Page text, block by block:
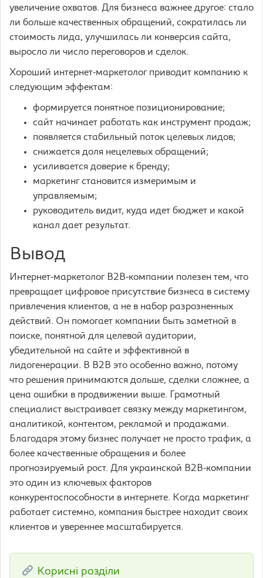
увеличение охватов. Для бизнеса важнее другое: стало
ли больше качественных обращений, сократилась ли
стоимость лида, улучшилась ли конверсия сайта,
выросло ли число переговоров и сделок.
Хороший интернет-маркетолог приводит компанию к
следующим эффектам:
формируется понятное позиционирование;
сайт начинает работать как инструмент продаж;
появляется стабильный поток целевых лидов;
снижается доля нецелевых обращений;
усиливается доверие к бренду;
маркетинг становится измеримым и
управляемым;
руководитель видит, куда идет бюджет и какой
канал дает результат.
Вывод
Интернет-маркетолог B2B-компании полезен тем, что
превращает цифровое присутствие бизнеса в систему
привлечения клиентов, а не в набор разрозненных
действий. Он помогает компании быть заметной в
поиске, понятной для целевой аудитории,
убедительной на сайте и эффективной в
лидогенерации. В B2B это особенно важно, потому
что решения принимаются дольше, сделки сложнее, а
цена ошибки в продвижении выше. Грамотный
специалист выстраивает связку между маркетингом,
аналитикой, контентом, рекламой и продажами.
Благодаря этому бизнес получает не просто трафик, а
более качественные обращения и более
прогнозируемый рост. Для украинской B2B-компании
это один из ключевых факторов
конкурентоспособности в интернете. Когда маркетинг
работает системно, компания быстрее находит своих
клиентов и увереннее масштабируется.
Корисні розділи